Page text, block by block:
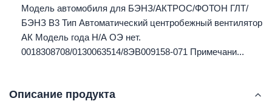
Модель автомобиля для БЭНЗ/АКТРОС/ФОТОН ГЛТ/
БЭНЗ В3 Тип Автоматический центробежный вентилятор
АК Модель года Н/А ОЭ нет.
0018308708/0130063514/8ЭВ009158-071 Примечани...
Описание продукта